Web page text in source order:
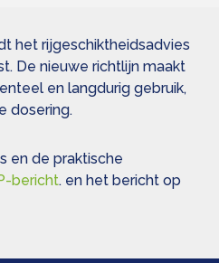
het rijgeschiktheidsadvies
De nieuwe richtlijn maakt
en langdurig gebruik,
dosering.
en de praktische
bericht. en het bericht op